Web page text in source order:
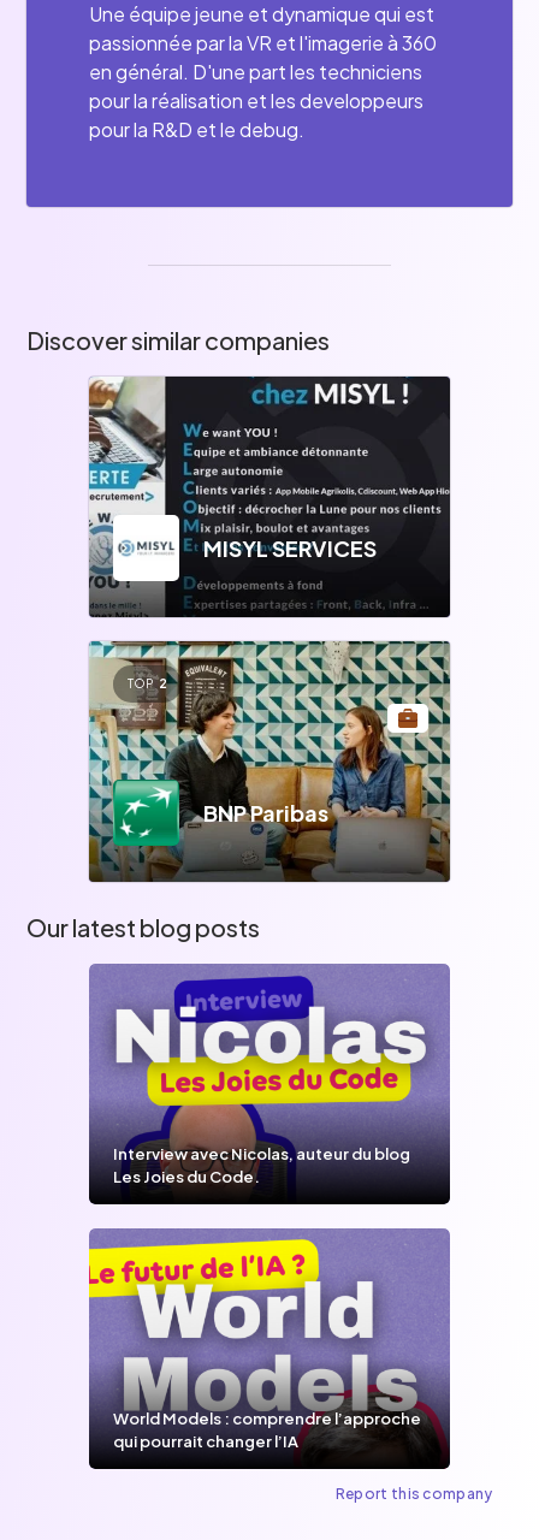
Une équipe jeune et dynamique qui est
passionnée par la VR et l'imagerie à 360
en général. D'une part les techniciens
pour la réalisation et les developpeurs
pour la R&D et le debug.
Discover similar companies
MISYL SERVICES
TOP 2
BNP Paribas
Our latest blog posts
Interview avec Nicolas, auteur du blog
Les Joies du Code.
World Models : comprendre l’approche
qui pourrait changer l’IA
Report this company